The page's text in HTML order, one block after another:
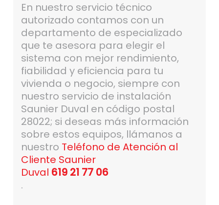
En nuestro servicio técnico
autorizado contamos con un
departamento de especializado
que te asesora para elegir el
sistema con mejor rendimiento,
fiabilidad y eficiencia para tu
vivienda o negocio, siempre con
nuestro servicio de instalación
Saunier Duval en código postal
28022; si deseas más información
sobre estos equipos, llámanos a
nuestro Teléfono de Atención al
Cliente Saunier
Duval 619 21 77 06
.